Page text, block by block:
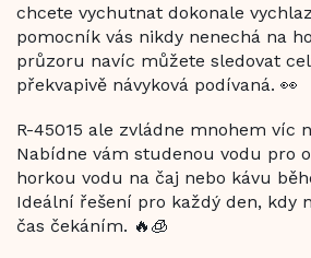
chcete vychutnat dokonale
pomocník vás nikdy nenechá na
průzoru navíc můžete sledovat
překvapivě návyková podívaná. 👀
R-45015 ale zvládne mnohem víc
Nabídne vám studenou vodu pro
horkou vodu na čaj nebo kávu
Ideální řešení pro každý den, kdy
čas čekáním. 🔥🧊